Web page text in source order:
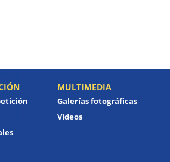
MULTIMEDIA
Galerías fotográficas
Vídeos